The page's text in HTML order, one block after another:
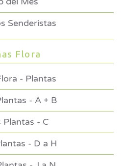
Senderistas
Flora
- Plantas
- A + B
Plantas - C
- D a H